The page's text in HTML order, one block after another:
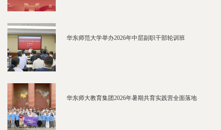
华东师范大学举办2026年中层副职干部轮训班
华东师大教育集团2026年暑期共育实践营全面落地